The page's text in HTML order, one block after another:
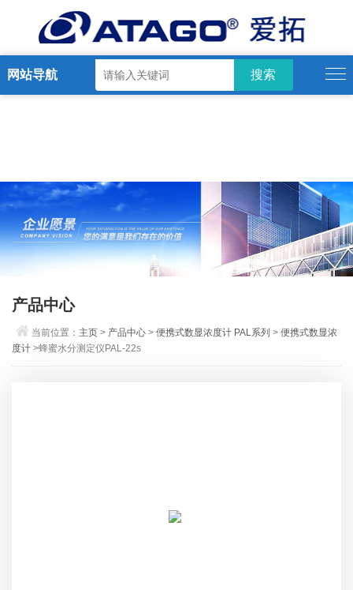
网站导航
产品中心
当前位置： 主页 > 产品中心 >便携式数显浓度计 PAL系列 >便携式数显浓
度计 >蜂蜜水分测定仪PAL-22s